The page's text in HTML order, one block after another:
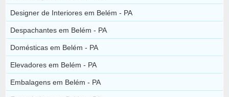
Designer de Interiores em Belém - PA
Despachantes em Belém - PA
Domésticas em Belém - PA
Elevadores em Belém - PA
Embalagens em Belém - PA